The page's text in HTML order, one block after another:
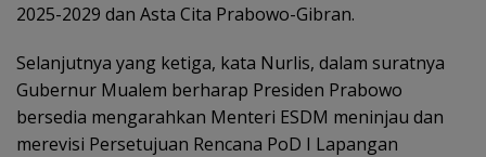
2025-2029 dan Asta Cita Prabowo-Gibran.
Selanjutnya yang ketiga, kata Nurlis, dalam suratnya
Gubernur Mualem berharap Presiden Prabowo
bersedia mengarahkan Menteri ESDM meninjau dan
merevisi Persetujuan Rencana PoD I Lapangan